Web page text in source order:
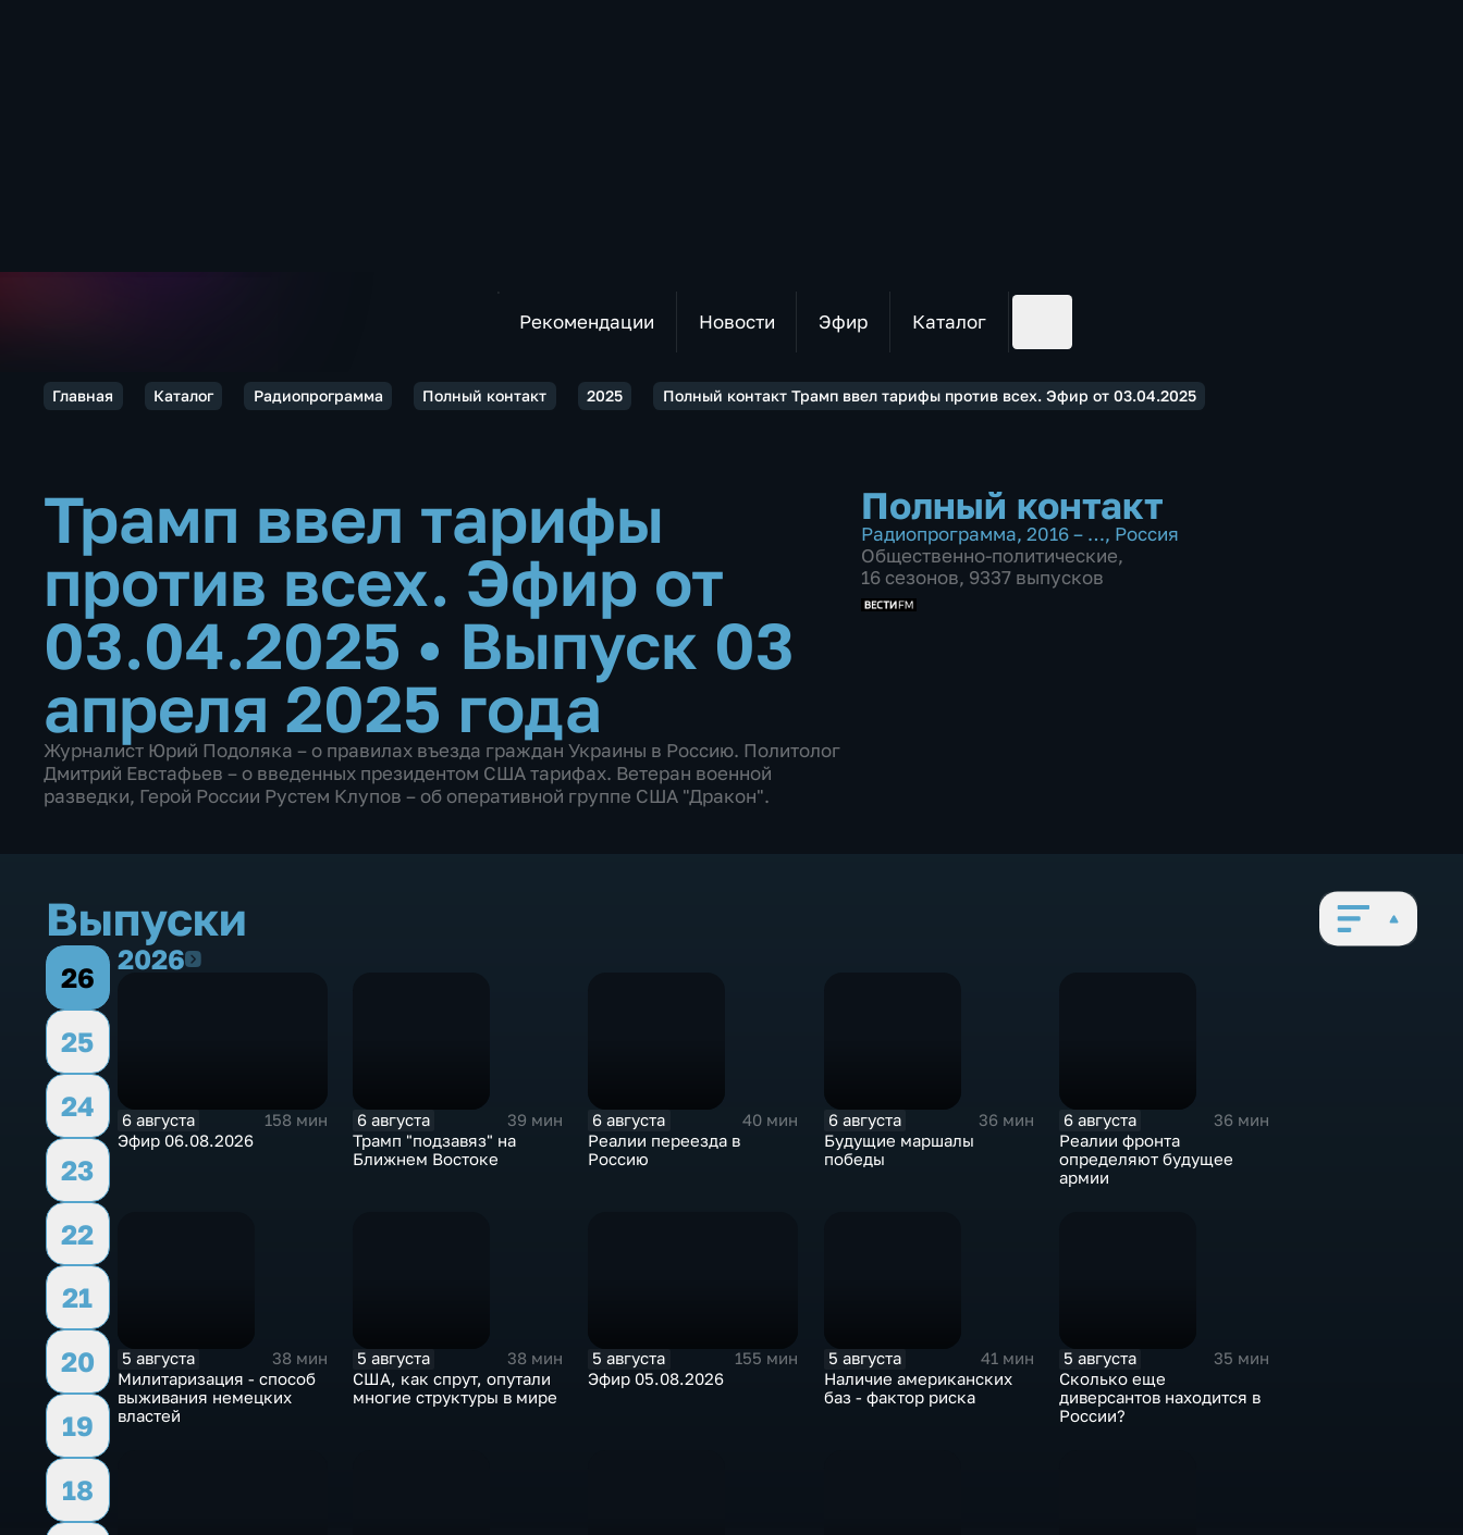
Рекомендации Новости Эфир Каталог
Главная Каталог Радиопрограмма Полный контакт 2025 Полный контакт Трамп ввел тарифы против всех. Эфир от 03.04.2025
Трамп ввел тарифы
против всех. Эфир от
03.04.2025 • Выпуск 03
апреля 2025 года
Журналист Юрий Подоляка – о правилах въезда граждан Украины в Россию. Политолог
Дмитрий Евстафьев – о введенных президентом США тарифах. Ветеран военной
разведки, Герой России Рустем Клупов – об оперативной группе США "Дракон".
Полный контакт
Радиопрограмма, 2016 – …, Россия
Общественно-политические,
16 сезонов, 9337 выпусков
Выпуски
26
25
24
23
22
21
20
19
18
20262026
6 августа
158 мин
Эфир 06.08.2026
6 августа
39 мин
Трамп "подзавяз" на
Ближнем Востоке
6 августа
40 мин
Реалии переезда в
Россию
6 августа
36 мин
Будущие маршалы
победы
6 августа
36 мин
Реалии фронта
определяют будущее
армии
5 августа
38 мин
Милитаризация - способ
выживания немецких
властей
5 августа
38 мин
США, как спрут, опутали
многие структуры в мире
5 августа
155 мин
Эфир 05.08.2026
5 августа
41 мин
Наличие американских
баз - фактор риска
5 августа
35 мин
Сколько еще
диверсантов находится в
России?